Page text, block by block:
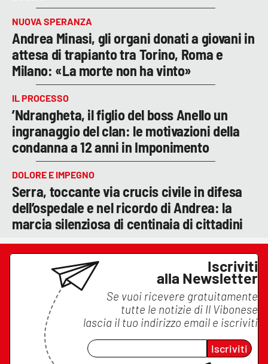
NUOVA SPERANZA
Andrea Minasi, gli organi donati a giovani in
attesa di trapianto tra Torino, Roma e
Milano: «La morte non ha vinto»
IL PROCESSO
’Ndrangheta, il figlio del boss Anello un
ingranaggio del clan: le motivazioni della
condanna a 12 anni in Imponimento
DOLORE E IMPEGNO
Serra, toccante via crucis civile in difesa
dell’ospedale e nel ricordo di Andrea: la
marcia silenziosa di centinaia di cittadini
Iscriviti
alla Newsletter
Se vuoi ricevere gratuitamente
tutte le notizie di Il Vibonese
lascia il tuo indirizzo email e iscriviti
Iscriviti